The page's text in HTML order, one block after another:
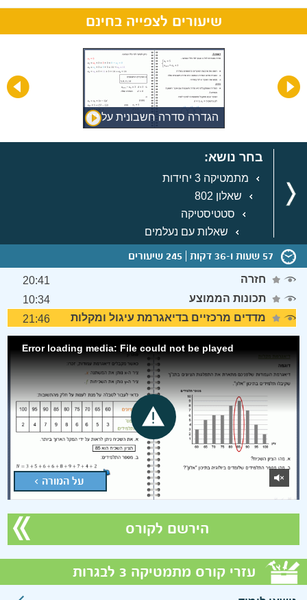
שיעורים לצפייה בחינם
הגדרה סדרה חשבונית על ידי
בחר נושא:
מתמטיקה 3 יחידות
שאלון 802
סטטיסטיקה
שאלות עם נעלמים
57 שעות ו-36 דקות 245 שיעורים
חזרה
20:41
תכונות הממוצע
10:34
מדדים מרכזיים בדיאגרמת עיגול ומקלות
21:46
על המורה >
Error loading media: File could not be played
הירשם לקורס
עזרי קורס מתמטיקה 3 לבגרות